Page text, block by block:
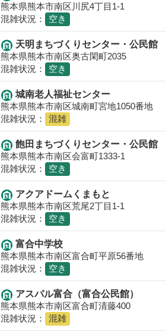
熊本県熊本市南区川尻4丁目1-1
混雑状況：
空き
天明まちづくりセンター・公民館
熊本県熊本市南区奥古閑町2035
混雑状況：
空き
城南老人福祉センター
熊本県熊本市南区城南町宮地1050番地
混雑状況：
混雑
飽田まちづくりセンター・公民館
熊本県熊本市南区会富町1333-1
混雑状況：
空き
アクアドームくまもと
熊本県熊本市南区荒尾2丁目1-1
混雑状況：
空き
富合中学校
熊本県熊本市南区富合町平原56番地
混雑状況：
空き
アスパル富合（富合公民館）
熊本県熊本市南区富合町清藤400
混雑状況：
混雑